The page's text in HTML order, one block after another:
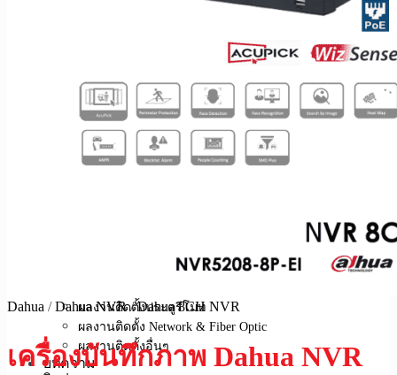
Access Point
บริการของเรา
บริการติดตั้งกล้องวงจรปิด
บริการติดตั้งสัญญาณกันขโมย
บริการติดตั้งระบบ Access Control
ผลงานติดตั้งสัญญาณกันขโมย
ผลงานติดตั้งประตูรีโมท
ผลงานติดตั้ง Network & Fiber Optic
ผลงานติดตั้งอื่นๆ
บทความ
Dahua / Dahua NVR / Dahua 8CH NVR
เครื่องบันทึกภาพ Dahua NVR